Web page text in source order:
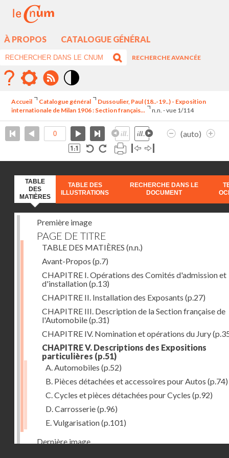
À PROPOS CATALOGUE GÉNÉRAL
RECHERCHE AVANCÉE
élévé
Accueil Catalogue général
Dussoulier, Paul (18..-19..) - Exposition
internationale de Milan 1906 : Section français...
n.n. - vue 1/114
(auto)
TABLE
DES
MATIÈRES
TABLE DES
ILLUSTRATIONS
RECHERCHE DANS LE
DOCUMENT
Première image
PAGE DE TITRE
TABLE DES MATIÈRES (n.n.)
Avant-Propos (p.7)
CHAPITRE I. Opérations des Comités d'admission et
d'installation(p.13)
CHAPITRE II. Installation des Exposants (p.27)
CHAPITRE III. Description de la Section française de
l'Automobile(p.31)
CHAPITRE IV. Nomination et opérations du Jury
CHAPITRE V. Descriptions des Expositions
particulières (p.51)
A. Automobiles (p.52)
B. Pièces détachées et accessoires pour Autos (p.74)
C. Cycles et pièces détachées pour Cycles (p.92)
D. Carrosserie(p.96)
E. Vulgarisation(p.101)
Dernière image